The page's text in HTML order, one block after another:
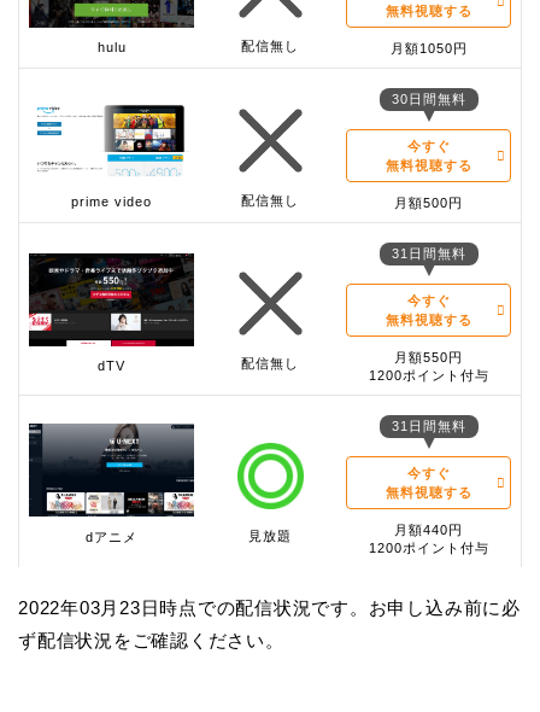
hulu 配信無し
無料視聴する
月額1050円
prime video 配信無し
30日間無料
今すぐ
無料視聴する
月額500円
dTV 配信無し
31日間無料
今すぐ
無料視聴する
月額550円
1200ポイント付与
dアニメ 見放題
31日間無料
今すぐ
無料視聴する
月額440円
1200ポイント付与
2022年03月23日時点での配信状況です。お申し込み前に必
ず配信状況をご確認ください。